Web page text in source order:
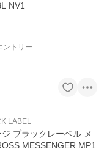
NV1
ントリー
LABEL
ブラックレーベル メ
MESSENGER MP1